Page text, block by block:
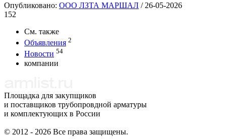
Опубликовано: ООО ЛЗТА МАРШАЛ / 26-05-2026
152
См. также
Объявления 2
Новости 54
компании
Площадка для закупщиков
и поставщиков трубопровдной арматуры
и комплектующих в России
© 2012 - 2026 Все права защищены.